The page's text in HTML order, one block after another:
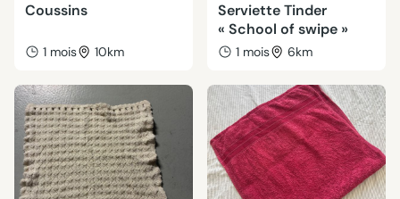
Coussins
1 mois 10km
Serviette Tinder
« School of swipe »
1 mois 6km